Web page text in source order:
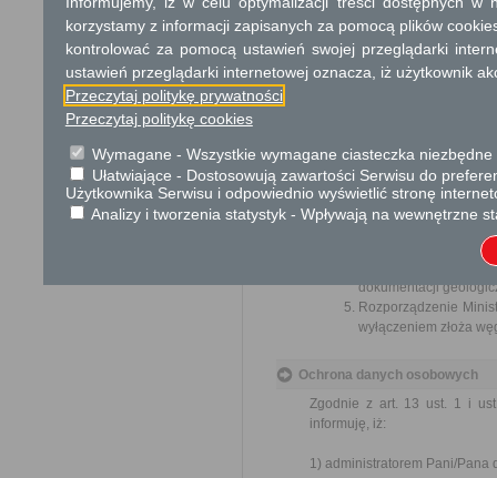
Przedmiotem skargi może
ich pracowników, naruszenie
spraw.
Przedmiotem wniosku
Podstawa prawna
Ustawa z dnia 14
Ustawa z dnia 16
Ustawa z dnia 9
Rozporządzenie
dokumentacji
Rozporządzenie
wyłączeniem złoża
Ochrona danych osobowych
Zgodnie z art. 13 ust. 1 i
informuję, iż:
1) administratorem Pani/Pana
korzystamy z informacji zapisanych za pomocą plików
kontrolować za pomocą ustawień swojej przeglądarki
ustawień przeglądarki internetowej oznacza, iż użytkownik
Przeczytaj politykę prywatności
Przeczytaj politykę cookies
Wymagane - Wszystkie wymagane ciasteczka
Ułatwiające - Dostosowują zawartości Serwisu do
Użytkownika Serwisu i odpowiednio wyświetlić stronę
Analizy i tworzenia statystyk - Wpływają na wewnętrzne